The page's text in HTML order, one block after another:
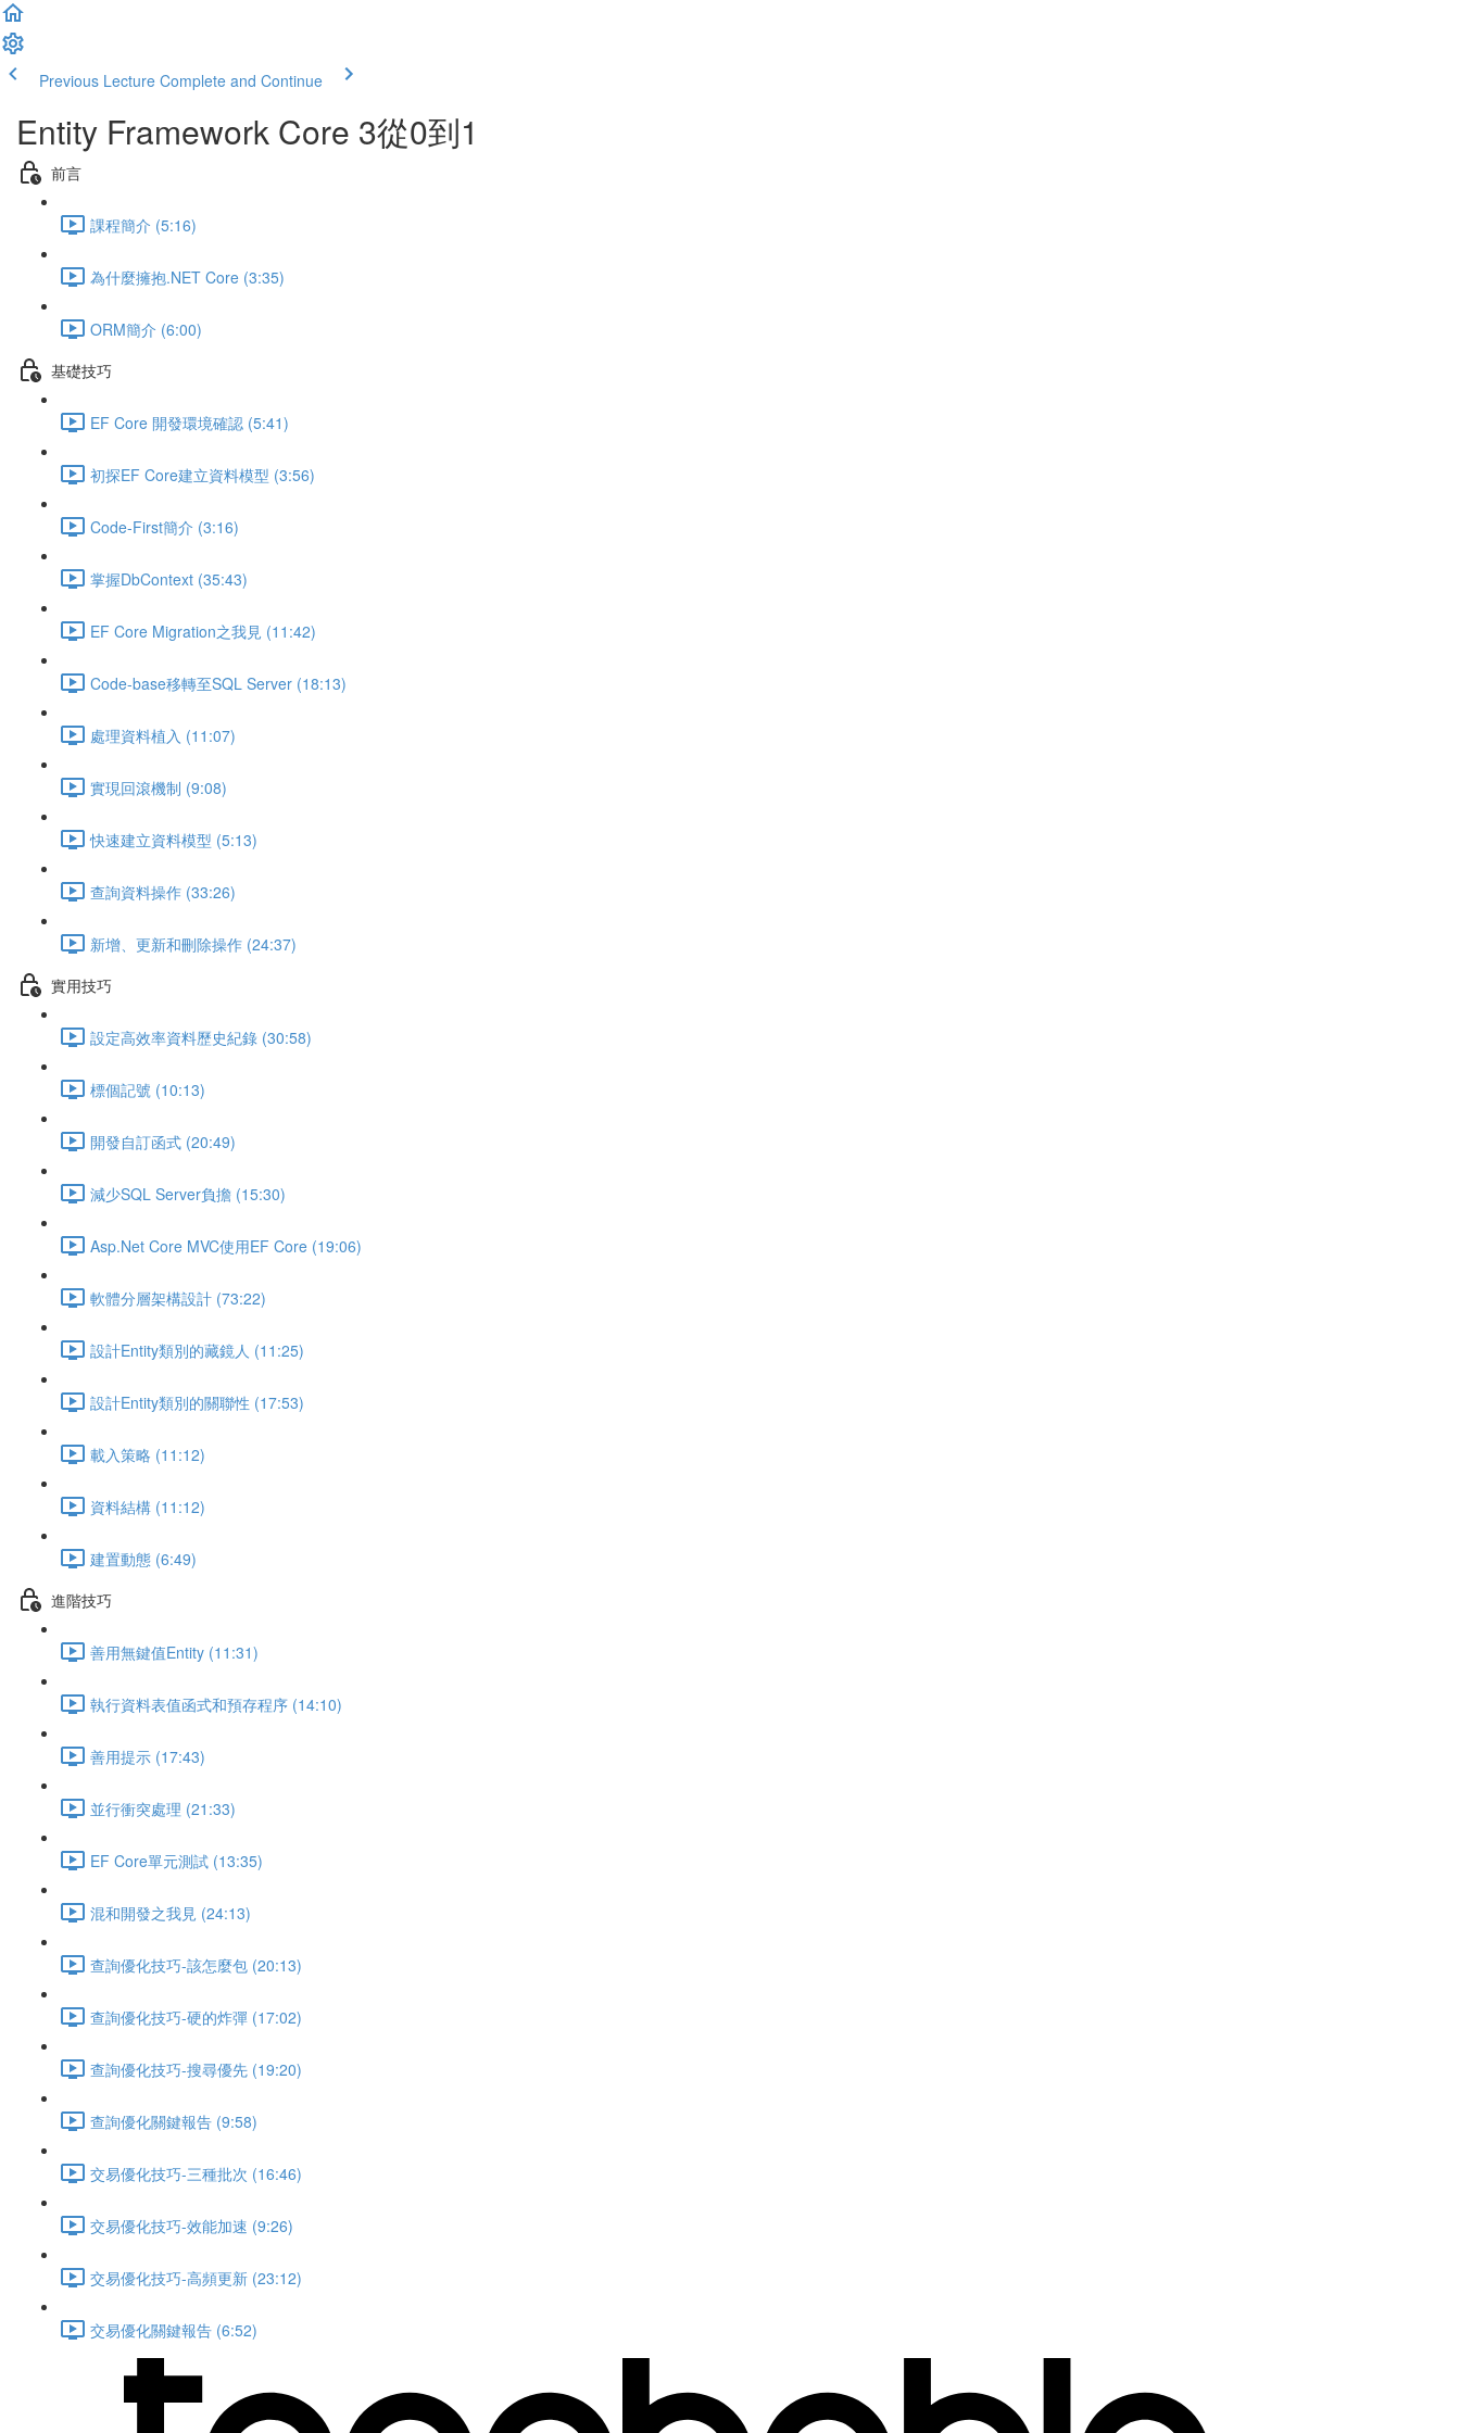
Previous Lecture Complete and Continue
Entity Framework Core 3從0到1
前言
課程簡介 (5:16)
為什麼擁抱.NET Core (3:35)
ORM簡介 (6:00)
基礎技巧
EF Core 開發環境確認 (5:41)
初探EF Core建立資料模型 (3:56)
Code-First簡介 (3:16)
掌握DbContext (35:43)
EF Core Migration之我見 (11:42)
Code-base移轉至SQL Server (18:13)
處理資料植入 (11:07)
實現回滾機制 (9:08)
快速建立資料模型 (5:13)
查詢資料操作 (33:26)
新增、更新和刪除操作 (24:37)
實用技巧
設定高效率資料歷史紀錄 (30:58)
標個記號 (10:13)
開發自訂函式 (20:49)
減少SQL Server負擔 (15:30)
Asp.Net Core MVC使用EF Core (19:06)
軟體分層架構設計 (73:22)
設計Entity類別的藏鏡人 (11:25)
設計Entity類別的關聯性 (17:53)
載入策略 (11:12)
資料結構 (11:12)
建置動態 (6:49)
進階技巧
善用無鍵值Entity (11:31)
執行資料表值函式和預存程序 (14:10)
善用提示 (17:43)
並行衝突處理 (21:33)
EF Core單元測試 (13:35)
混和開發之我見 (24:13)
查詢優化技巧-該怎麼包 (20:13)
查詢優化技巧-硬的炸彈 (17:02)
查詢優化技巧-搜尋優先 (19:20)
查詢優化關鍵報告 (9:58)
交易優化技巧-三種批次 (16:46)
交易優化技巧-效能加速 (9:26)
交易優化技巧-高頻更新 (23:12)
交易優化關鍵報告 (6:52)